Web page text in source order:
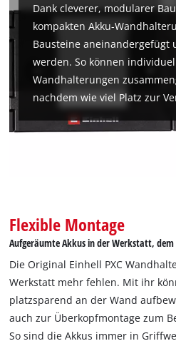
Wir benötigen
Google
This content is
to trackers that
visitor. The
the site with
Dank cleverer, modularer
kompakten Akku-
Bausteine aneinandergefügt
werden. So können
Wandhalterungen
nachdem wie viel Platz zur
Flexible Montage
Aufgeräumte Akkus in der Werkstatt,
Die Original Einhell PXC
Werkstatt mehr fehlen. Mit ihr
platzsparend an der Wand
auch zur Überkopfmontage zum
So sind die Akkus immer in